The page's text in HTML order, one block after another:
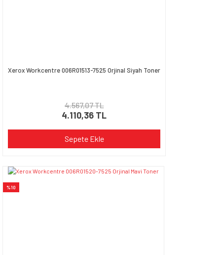
Xerox Workcentre 006R01513-7525 Orjinal Siyah Toner
4.567,07 TL
4.110,36 TL
Sepete Ekle
%10